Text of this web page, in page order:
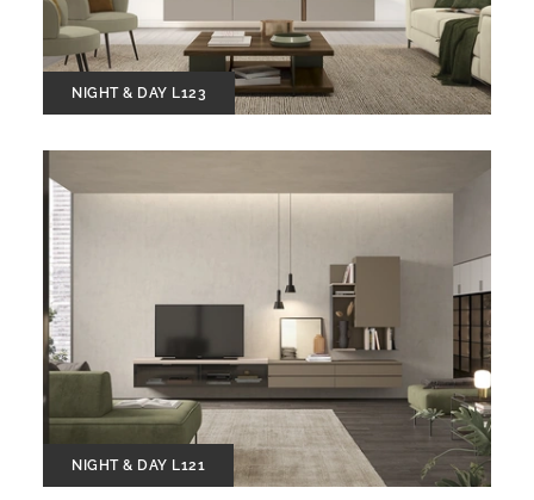
NIGHT & DAY L123
NIGHT & DAY L121